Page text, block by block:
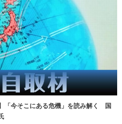
「今そこにある危機」を読み解く 国